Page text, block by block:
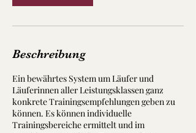
Beschreibung
Ein bewährtes System um Läufer und
Läuferinnen aller Leistungsklassen ganz
konkrete Trainingsempfehlungen geben zu
können. Es können individuelle
Trainingsbereiche ermittelt und im